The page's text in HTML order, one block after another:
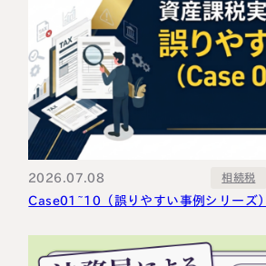
2026.07.08 相続税
Case01~10（誤りやすい事例シリーズ）